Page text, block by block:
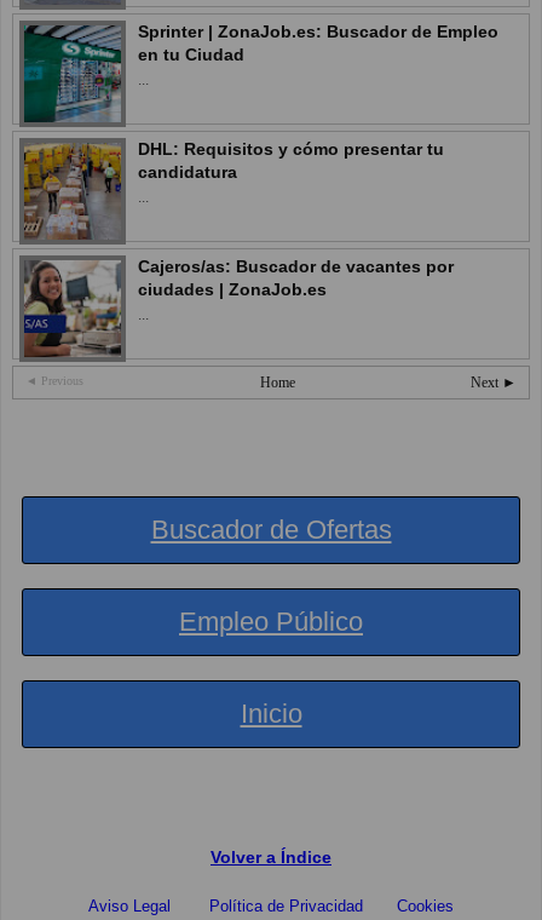
Sprinter | ZonaJob.es: Buscador de Empleo
en tu Ciudad
DHL: Requisitos y cómo presentar tu
candidatura
Cajeros/as: Buscador de vacantes por
ciudades | ZonaJob.es
◄ Previous Next ►
Home
Buscador de Ofertas
Empleo Público
Inicio
Volver a Índice
Aviso Legal Política de Privacidad Cookies